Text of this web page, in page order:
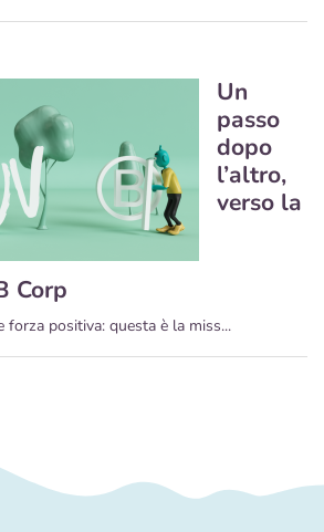
Un
passo
dopo
l’altro,
verso la
Corp
forza positiva: questa è la miss...